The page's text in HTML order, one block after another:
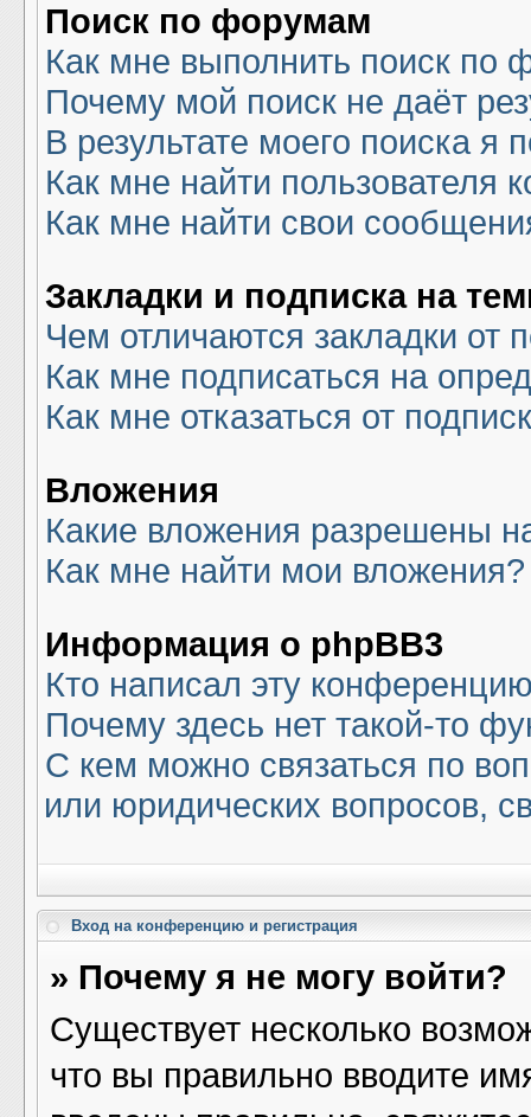
Поиск по форумам
Как мне выполнить поиск
Почему мой поиск не даёт
В результате моего поиска я
Как мне найти пользователя
Как мне найти свои
Закладки и подписка на
Чем отличаются закладки от
Как мне подписаться на
Как мне отказаться от
Вложения
Какие вложения разрешены
Как мне найти мои вложения?
Информация о phpBB3
Кто написал эту
Почему здесь нет такой-то
С кем можно связаться по
или юридических вопросов,
Вход на конференцию и регистрация
» Почему я не могу войти?
Существует несколько
что вы правильно вводите